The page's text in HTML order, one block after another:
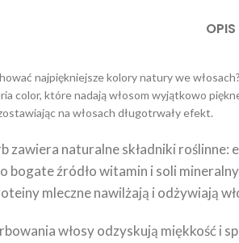
OPIS
najpiękniejsze kolory natury we
color, które nadają włosom wyjątkowo
na włosach długotrwały efekt.
zawiera naturalne składniki
bogate źródło witamin i soli
mleczne nawilżają i odżywiają
włosy odzyskują miękkość i